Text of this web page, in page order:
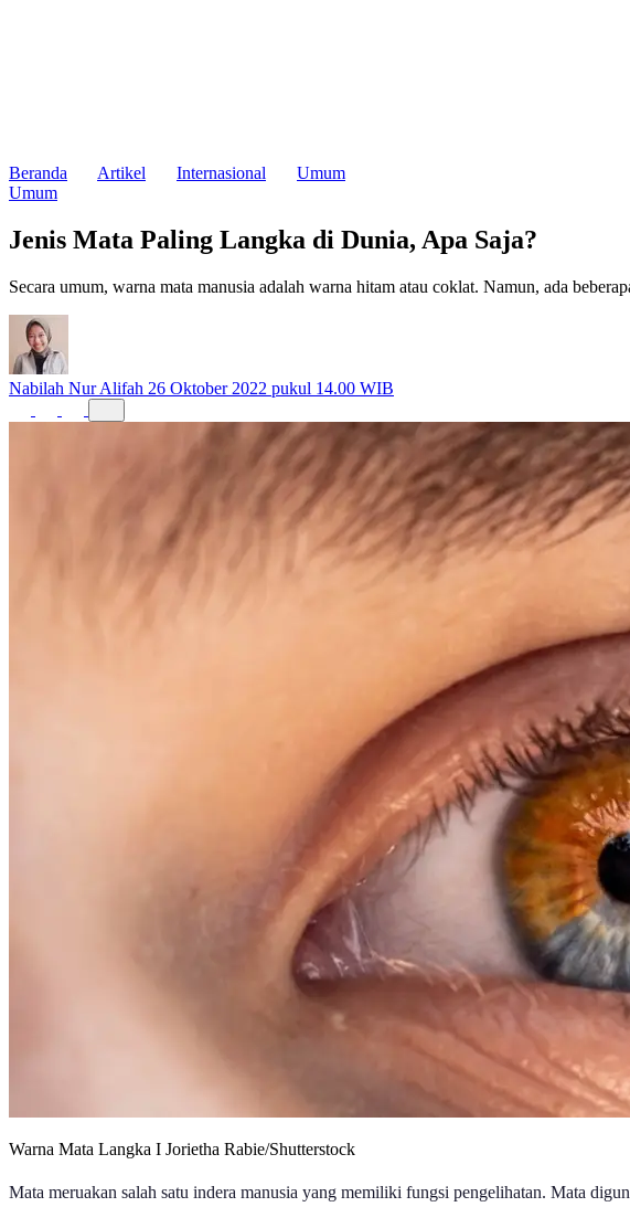
Beranda Artikel Internasional
Umum
Umum
Jenis Mata Paling Langka di Dunia, Apa Saja?
Secara umum, warna mata manusia adalah warna hitam atau coklat. Namun, ada
Nabilah Nur Alifah 26 Oktober 2022 pukul 14.00 WIB
Warna Mata Langka I Jorietha Rabie/Shutterstock
Mata meruakan salah satu indera manusia yang memiliki fungsi pengelihatan. Mata